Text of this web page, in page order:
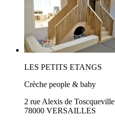
LES PETITS ETANGS
Crèche people & baby
2 rue Alexis de Toscqueville
78000 VERSAILLES